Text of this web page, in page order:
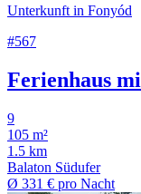
Unterkunft in Fonyód
#567
Ferienhaus
9
105 m²
1.5 km
Balaton Südufer
Ø 331 € pro Nacht